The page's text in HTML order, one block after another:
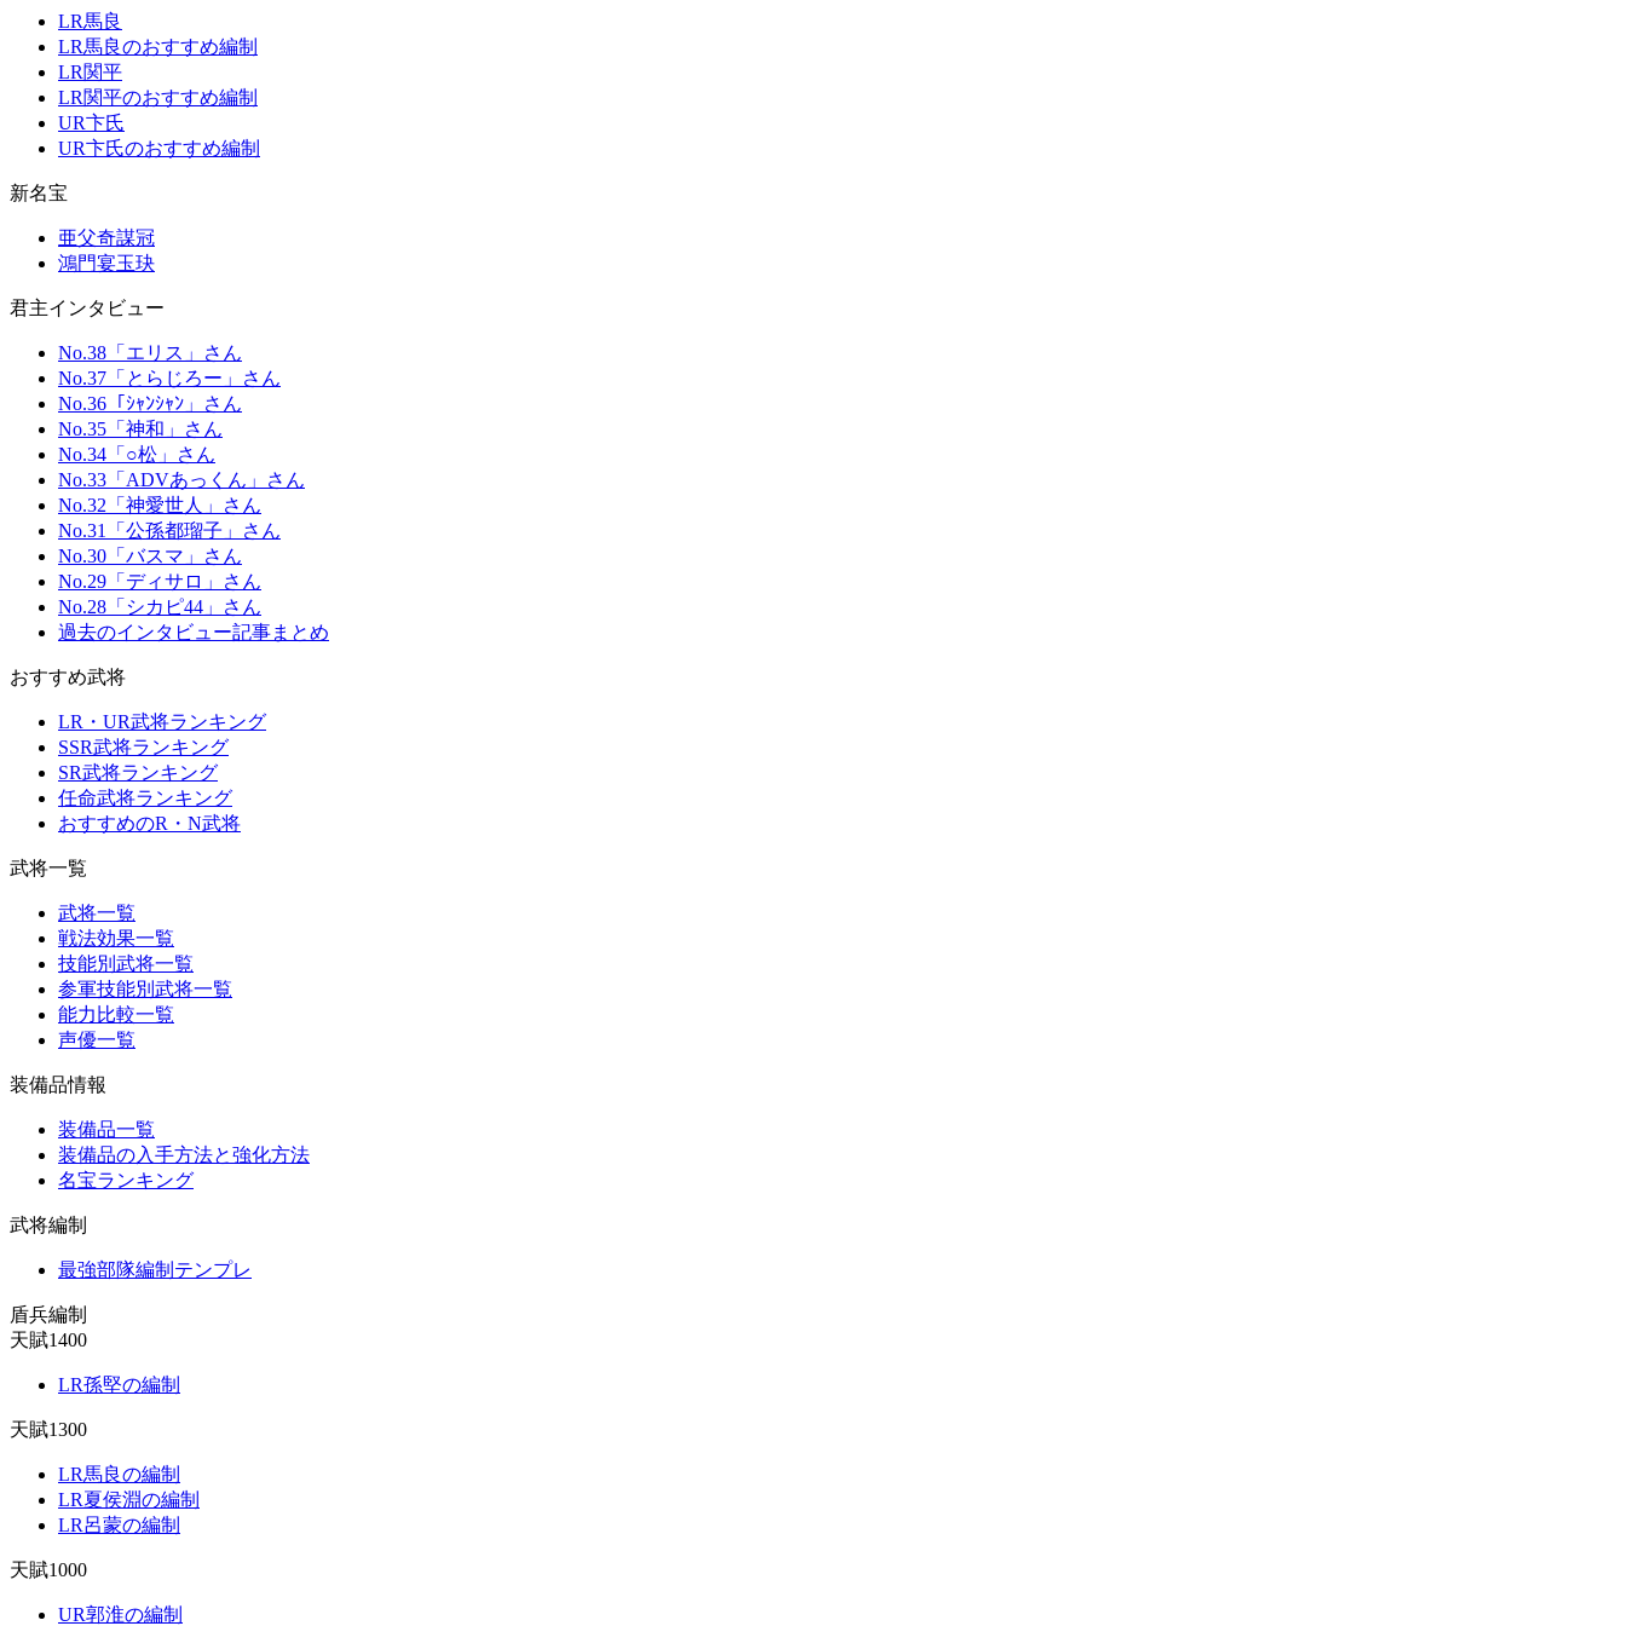
LR馬良
LR馬良のおすすめ編制
LR関平
LR関平のおすすめ編制
UR卞氏
UR卞氏のおすすめ編制
新名宝
亜父奇謀冠
鴻門宴玉玦
君主インタビュー
No.38「エリス」さん
No.37「とらじろー」さん
No.36「ｼｬﾝｼｬﾝ」さん
No.35「神和」さん
No.34「○松」さん
No.33「ADVあっくん」さん
No.32「神愛世人」さん
No.31「公孫都瑠子」さん
No.30「バスマ」さん
No.29「ディサロ」さん
No.28「シカピ44」さん
過去のインタビュー記事まとめ
おすすめ武将
LR・UR武将ランキング
SSR武将ランキング
SR武将ランキング
任命武将ランキング
おすすめのR・N武将
武将一覧
武将一覧
戦法効果一覧
技能別武将一覧
参軍技能別武将一覧
能力比較一覧
声優一覧
装備品情報
装備品一覧
装備品の入手方法と強化方法
名宝ランキング
武将編制
最強部隊編制テンプレ
盾兵編制
天賦1400
LR孫堅の編制
天賦1300
LR馬良の編制
LR夏侯淵の編制
LR呂蒙の編制
天賦1000
UR郭淮の編制